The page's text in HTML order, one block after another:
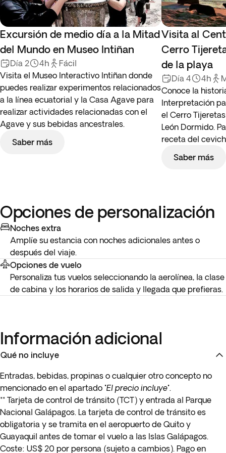
Excursión de medio día a la Mitad
del Mundo en Museo Intiñan
Día 2 4h
Fácil
Visita el Museo Interactivo Intiñan donde
puedes realizar experimentos relacionados
a la línea ecuatorial y la Casa Agave para
realizar actividades relacionadas con el
Agave y sus bebidas ancestrales.
Saber más
Visita al
Cerro
de la playa
Día 4 4h
Conoce la
Interpretación
el Cerro
León Dormido.
receta del
Saber más
Opciones de personalización
Noches extra
Amplíe su estancia con noches adicionales antes o
después del viaje.
Opciones de vuelo
Personaliza tus vuelos seleccionando la aerolínea, la clase
de cabina y los horarios de salida y llegada que prefieras.
Información adicional
Qué no incluye
Entradas, bebidas, propinas o cualquier otro concepto no
mencionado en el apartado "El precio incluye".
** Tarjeta de control de tránsito (TCT) y entrada al Parque
Nacional Galápagos. La tarjeta de control de tránsito es
obligatoria y se tramita en el aeropuerto de Quito y
Guayaquil antes de tomar el vuelo a las Islas Galápagos.
Coste: US$ 20 por persona (sujeto a cambios). Pago en